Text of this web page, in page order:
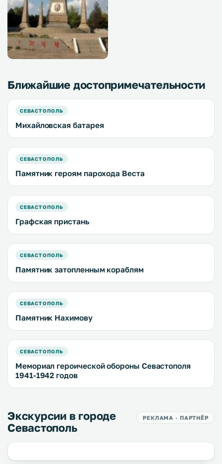
Ближайшие достопримечательности
СЕВАСТОПОЛЬ
Михайловская батарея
СЕВАСТОПОЛЬ
Памятник героям парохода Веста
СЕВАСТОПОЛЬ
Графская пристань
СЕВАСТОПОЛЬ
Памятник затопленным кораблям
СЕВАСТОПОЛЬ
Памятник Нахимову
СЕВАСТОПОЛЬ
Мемориал героической обороны Севастополя
1941-1942 годов
Экскурсии в городе
Севастополь
РЕКЛАМА · ПАРТНЁР